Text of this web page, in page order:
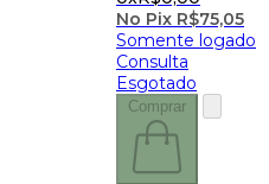
No Pix R$75,05
Somente logado
Consulta
Esgotado
Comprar